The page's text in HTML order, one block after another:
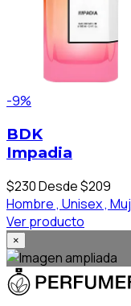
-9%
BDK
Impadia
$230Desde $209
Hombre , Unisex ,
Ver producto
×